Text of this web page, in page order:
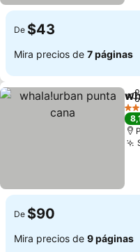
De $43
Mira precios de 7 páginas
4
De $90
Mira precios de 9 páginas